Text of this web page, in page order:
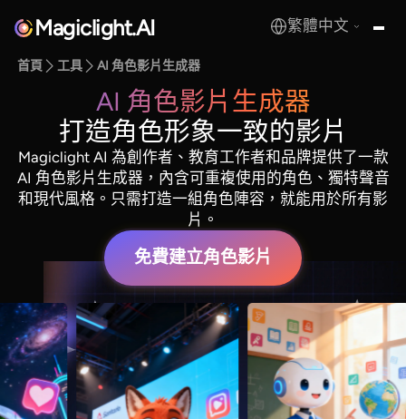
Magiclight.AI
MagicLight.AI
繁體中文
首頁 工具 AI 角色影片生成器
AI 角色影片生成器
打造角色形象一致的影片
Magiclight AI 為創作者、教育工作者和品牌提供了一款
AI 角色影片生成器，內含可重複使用的角色、獨特聲音
和現代風格。只需打造一組角色陣容，就能用於所有影
片。
免費建立角色影片